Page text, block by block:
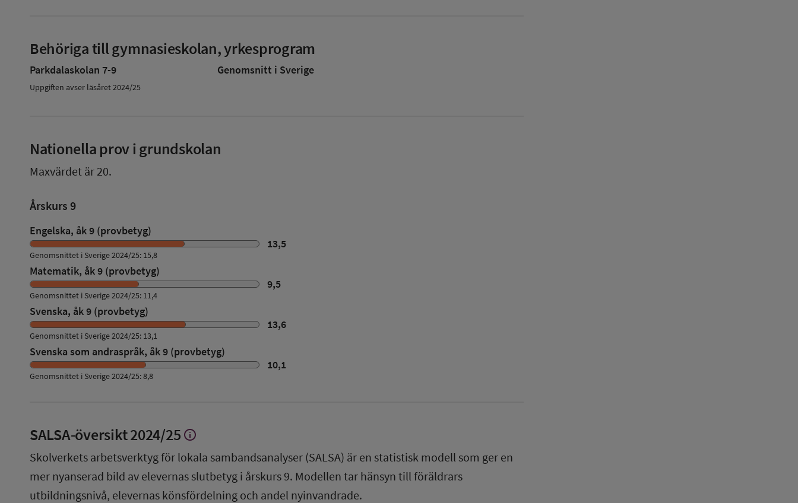
Behöriga till gymnasieskolan, yrkesprogram
Parkdalaskolan 7-9 Genomsnitt i Sverige
Uppgiften avser läsåret 2024/25
Nationella prov i grundskolan
Maxvärdet är 20.
Årskurs 9
Engelska, åk 9 (provbetyg)
13,5
Genomsnittet i Sverige 2024/25: 15,8
Matematik, åk 9 (provbetyg)
9,5
Genomsnittet i Sverige 2024/25: 11,4
Svenska, åk 9 (provbetyg)
13,6
Genomsnittet i Sverige 2024/25: 13,1
Svenska som andraspråk, åk 9 (provbetyg)
10,1
Genomsnittet i Sverige 2024/25: 8,8
SALSA-översikt2024/25 Visa
om
SALSA-
översikt
info
Skolverkets arbetsverktyg för lokala sambandsanalyser (SALSA) är en statistisk modell som ger en
mer nyanserad bild av elevernas slutbetyg i årskurs 9. Modellen tar hänsyn till föräldrars
utbildningsnivå, elevernas könsfördelning och andel nyinvandrade.